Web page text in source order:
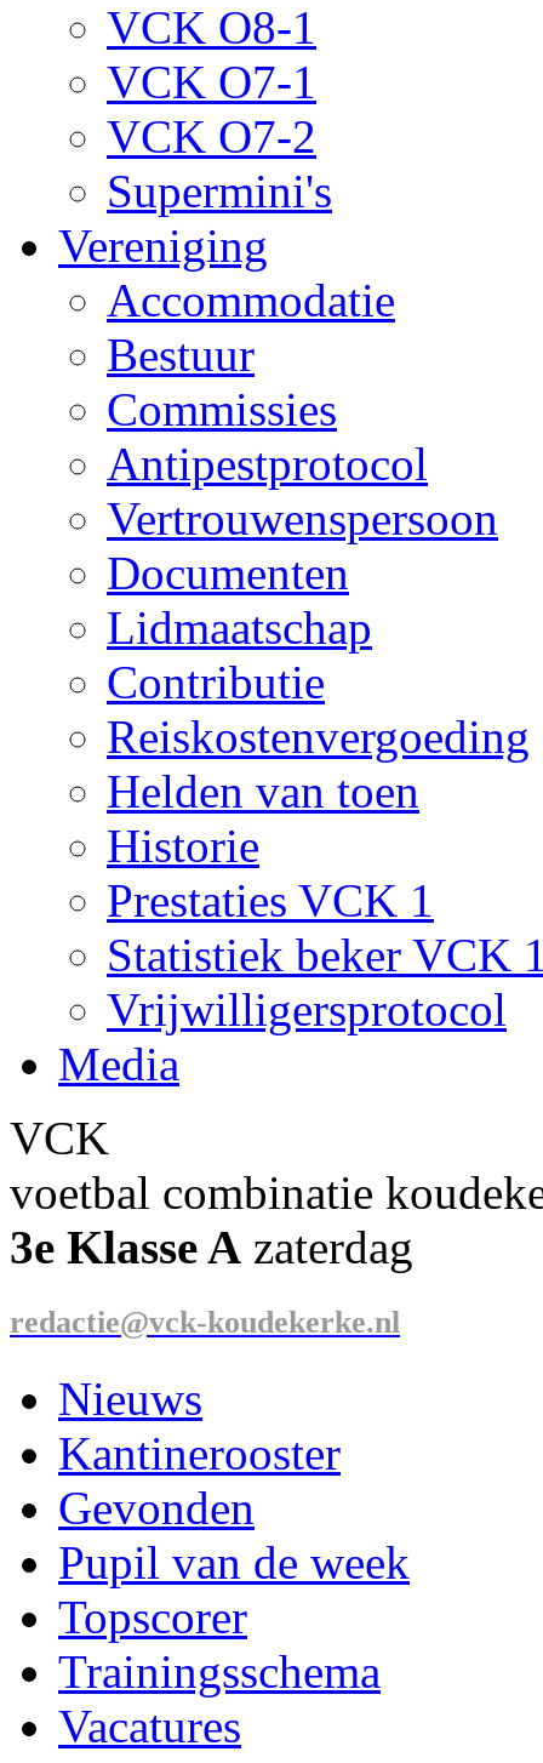
VCK O8-1
VCK O7-1
VCK O7-2
Supermini's
Vereniging
Accommodatie
Bestuur
Commissies
Antipestprotocol
Vertrouwenspersoon
Documenten
Lidmaatschap
Contributie
Reiskostenvergoeding
Helden van toen
Historie
Prestaties VCK 1
Statistiek beker VCK
Vrijwilligersprotocol
Media
VCK
voetbal combinatie
3e Klasse A zaterdag
redactie@vck-koudekerke.nl
Nieuws
Kantinerooster
Gevonden
Pupil van de week
Topscorer
Trainingsschema
Vacatures